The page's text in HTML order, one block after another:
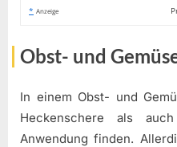
* Anzeige
Obst- und
In einem Obst- und
Heckenschere als
Anwendung finden.